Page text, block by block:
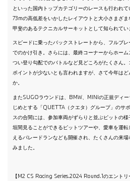
といった国内トップカテゴリーのレースも行われ
73mの高低差をいかしたレイアウトと大小さまざ
甲斐のあるテクニカルサーキットとして知られてい
スピードに乗ったバックストレートから、フルブ
でのかけ引き。さらには、最終コーナーからホー
つい登り勾配でのバトルなど見どころがたくさん
ポイントが少ないとも言われますが、さて今年は
か。
またSUGOラウンドは、BMW、MINIの正規ディ
じめとする「QUETTA（クエタ）グループ」のサ
スの合間には、参加車両がずらりと並ぶピットの
垣間見ることができるピットツアーや、愛車を運
えるパレードランなども開催され、たくさんの来
みました。
【M2 CS Racing Series.2024 Round.1のエントリ